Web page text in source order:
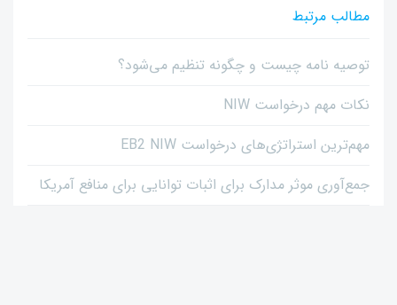
مطالب مرتبط
توصیه نامه چیست و چگونه تنظیم می‌شود؟
نکات مهم درخواست NIW
مهم‌ترین استراتژی‌های درخواست EB2 NIW
جمع‌آوری موثر مدارک برای اثبات توانایی برای منافع آمریکا